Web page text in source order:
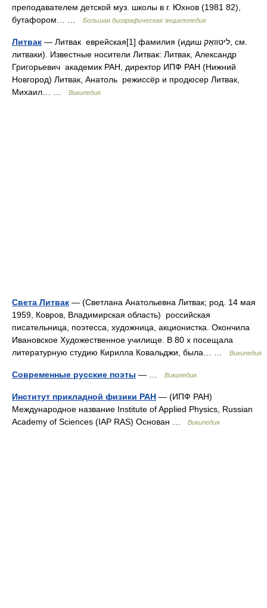
преподавателем детской муз. школы в г. Юхнов (1981 82),
бутафором… …
Большая биографическая энциклопедия
Литвак — Литвак еврейская[1] фамилия (идиш ליטװאַק, см.
литваки). Известные носители Литвак: Литвак, Александр
Григорьевич академик РАН, директор ИПФ РАН (Нижний
Новгород) Литвак, Анатоль режиссёр и продюсер Литвак,
Михаил… …
Википедия
Света Литвак — (Светлана Анатольевна Литвак; род. 14 мая
1959, Ковров, Владимирская область) российская
писательница, поэтесса, художница, акционистка. Окончила
Ивановское Художественное училище. В 80 х посещала
литературную студию Кирилла Ковальджи, была… …
Википедия
Современные русские поэты — … Википедия
Институт прикладной физики РАН — (ИПФ РАН)
Международное название Institute of Applied Physics, Russian
Academy of Sciences (IAP RAS) Основан …
Википедия